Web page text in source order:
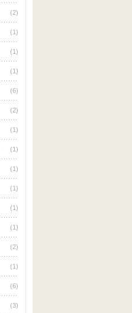
(2)
(1)
(1)
(1)
(6)
(2)
(1)
(1)
(1)
(1)
(1)
(1)
(2)
(1)
(6)
(3)